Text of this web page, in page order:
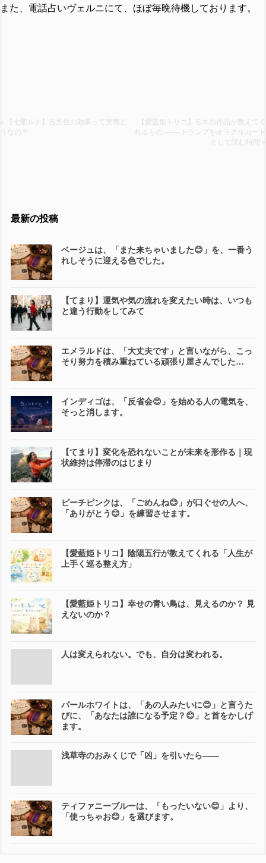
また、電話占いヴェルニにて、ほぼ毎晩待機しております。
« 【七聖ルナ】吉方位の効果って実際ど
うなの？
【愛藍姫トリコ】モネの作品が教えてく
れるもの —— トランプをオラクルカード
として読む時間 »
最新の投稿
ベージュは、「また来ちゃいました😊」を、一番う
れしそうに迎える色でした。
【てまり】運気や気の流れを変えたい時は、いつも
と違う行動をしてみて
エメラルドは、「大丈夫です」と言いながら、こっ
そり努力を積み重ねている頑張り屋さんでした…
インディゴは、「反省会😊」を始める人の電気を、
そっと消します。
【てまり】変化を恐れないことが未来を形作る｜現
状維持は停滞のはじまり
ピーチピンクは、「ごめんね😊」が口ぐせの人へ、
「ありがとう😊」を練習させます。
【愛藍姫トリコ】陰陽五行が教えてくれる「人生が
上手く巡る整え方」
【愛藍姫トリコ】幸せの青い鳥は、見えるのか？ 見
えないのか？
人は変えられない。でも、自分は変われる。
パールホワイトは、「あの人みたいに😊」と言うた
びに、「あなたは誰になる予定？😊」と首をかしげ
ます。
浅草寺のおみくじで「凶」を引いたら――
ティファニーブルーは、「もったいない😊」より、
「使っちゃお😊」を選びます。